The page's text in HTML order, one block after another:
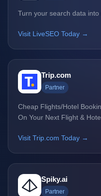
Turn your search data
Visit LiveSEO Today →
Trip.com
Partner
Cheap Flights/Hotel
On Your Next Flight &
Visit Trip.com Today →
Spiky.ai
Partner